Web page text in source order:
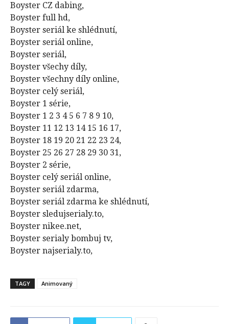
Boyster CZ dabing,
Boyster full hd,
Boyster seriál ke shlédnutí,
Boyster seriál online,
Boyster seriál,
Boyster všechy díly,
Boyster všechny díly online,
Boyster celý seriál,
Boyster 1 série,
Boyster 1 2 3 4 5 6 7 8 9 10,
Boyster 11 12 13 14 15 16 17,
Boyster 18 19 20 21 22 23 24,
Boyster 25 26 27 28 29 30 31,
Boyster 2 série,
Boyster celý seriál online,
Boyster seriál zdarma,
Boyster seriál zdarma ke shlédnutí,
Boyster sledujserialy.to,
Boyster nikee.net,
Boyster serialy bombuj tv,
Boyster najserialy.to,
TAGY Animovaný